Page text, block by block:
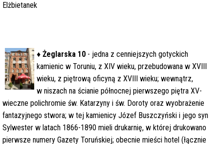
Elżbietanek
♦ Żeglarska 10 - jedna z cenniejszych gotyckich
kamienic w Toruniu, z XIV wieku, przebudowana w XVIII
wieku, z piętrową oficyną z XVIII wieku; wewnątrz,
w niszach na ścianie północnej pierwszego piętra XV-
wieczne polichromie św. Katarzyny i św. Doroty oraz wyobrażenie
fantazyjnego stwora; w tej kamienicy Józef Buszczyński i jego syn
Sylwester w latach 1866-1890 mieli drukarnię, w której drukowano
pierwsze numery Gazety Toruńskiej; obecnie mieści hotel (łącznie